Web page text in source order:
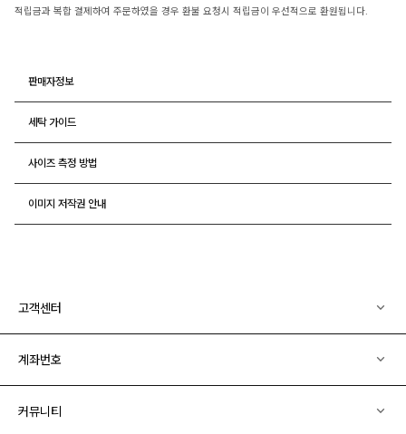
적립금과 복합 결제하여 주문하였을 경우 환불 요청시 적립금이 우선적으로 환원됩니다.
판매자정보
세탁 가이드
사이즈 측정 방법
이미지 저작권 안내
고객센터
계좌번호
커뮤니티